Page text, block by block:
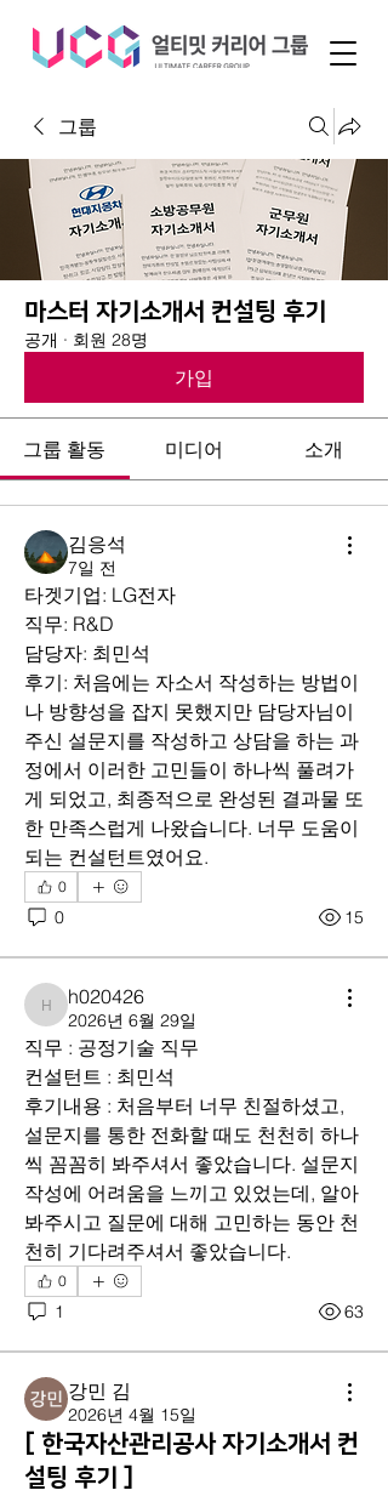
그룹
마스터 자기소개서 컨설팅 후기
공개 · 회원 28명
가입
그룹 활동 미디어 소개
김응석
7일 전
타겟기업: LG전자
직무: R&D
담당자: 최민석
후기: 처음에는 자소서 작성하는 방법이
나 방향성을 잡지 못했지만 담당자님이
주신 설문지를 작성하고 상담을 하는 과
정에서 이러한 고민들이 하나씩 풀려가
게 되었고, 최종적으로 완성된 결과물 또
한 만족스럽게 나왔습니다. 너무 도움이
되는 컨설턴트였어요.
0
0 15
h020426
h020426
2026년 6월 29일
직무 : 공정기술 직무
컨설턴트 : 최민석
후기내용 : 처음부터 너무 친절하셨고,
설문지를 통한 전화할 때도 천천히 하나
씩 꼼꼼히 봐주셔서 좋았습니다. 설문지
작성에 어려움을 느끼고 있었는데, 알아
봐주시고 질문에 대해 고민하는 동안 천
천히 기다려주셔서 좋았습니다.
0
1 63
강민 김
2026년 4월 15일
[ 한국자산관리공사 자기소개서 컨
설팅 후기 ]